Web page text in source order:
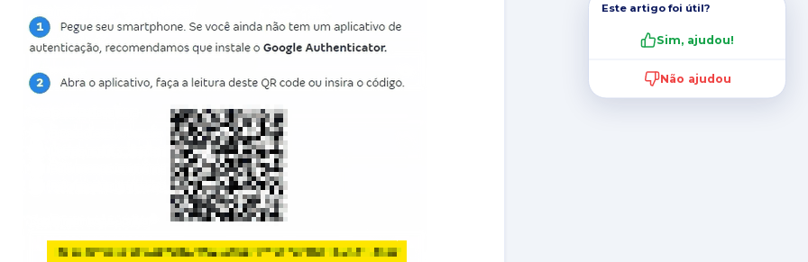
Este artigo foi útil?
Sim, ajudou!
Não ajudou